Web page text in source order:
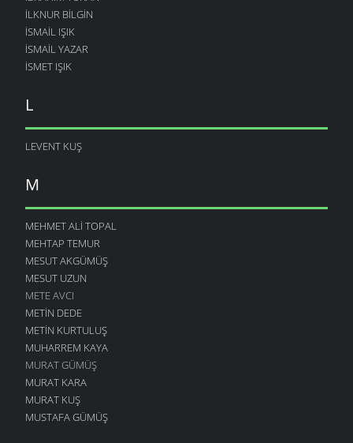
İLKNUR BILGIN
İSMAIL IŞIK
ISMAIL YAZAR
ISMET IŞIK
L
LEVENT KUŞ
M
MEHMET ALI TOPAL
MEHTAP TEMUR
MESUT AKGÜMÜŞ
MESUT UZUN
METE AVCI
METIN DEDE
METIN KURTULUŞ
MUHARREM KAYA
MURAT GÜMÜŞ
MURAT KARA
MURAT KUŞ
MUSTAFA GÜMÜŞ